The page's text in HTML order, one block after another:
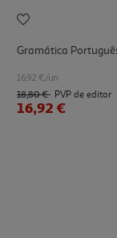
Gramática
16.92 €/un
18,80 € PVP de editor
16,92 €